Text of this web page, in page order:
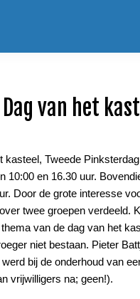
van het
kasteel, Tweede
10:00 en 16.30 uur.
Door de grote interesse
twee groepen verdeeld.
van de dag van het
niet bestaan. Pieter
bij de onderhoud van
vrijwilligers na; geen!).